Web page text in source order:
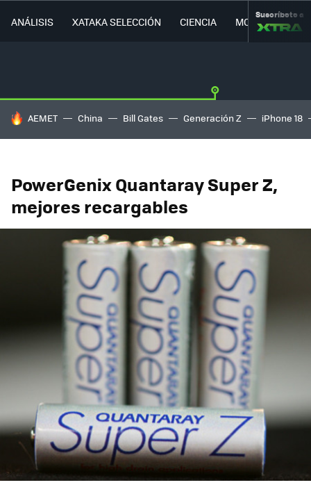
ANÁLISIS XATAKA SELECCIÓN CIENCIA MOVILIDAD
Suscríbete a
HOY SE HABLA DE
AEMET China Bill Gates Generación Z iPhone 18
PowerGenix Quantaray Super Z,
mejores recargables